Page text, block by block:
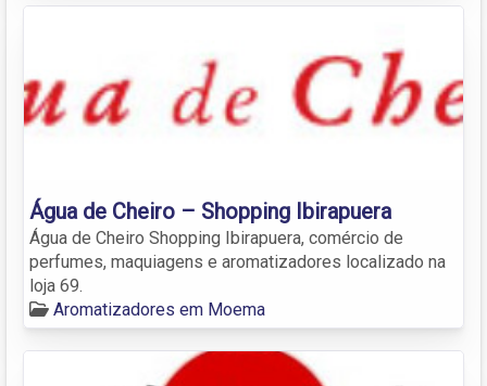
Água de Cheiro – Shopping Ibirapuera
Água de Cheiro Shopping Ibirapuera, comércio de
perfumes, maquiagens e aromatizadores localizado na
loja 69.
Aromatizadores em Moema